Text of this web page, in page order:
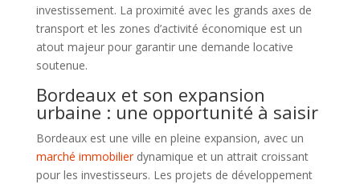
investissement. La proximité avec les grands axes de
transport et les zones d’activité économique est un
atout majeur pour garantir une demande locative
soutenue.
Bordeaux et son expansion
urbaine : une opportunité à saisir
Bordeaux est une ville en pleine expansion, avec un
marché immobilierdynamique et un attrait croissant
pour les investisseurs. Les projets de développement